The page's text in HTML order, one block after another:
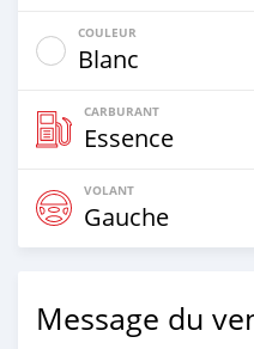
COULEUR
Blanc
CARBURANT
Essence
VOLANT
Gauche
Message du